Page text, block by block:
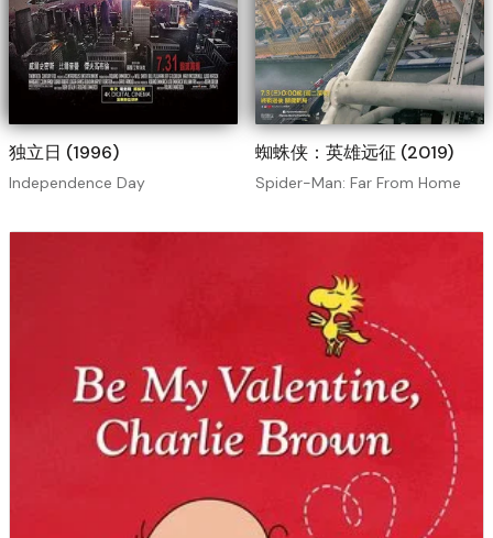
独立日 (1996)
Independence Day
蜘蛛侠：英雄远征 (2019)
Spider-Man: Far From Home